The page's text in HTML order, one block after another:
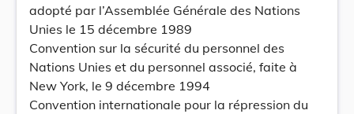
adopté par l’Assemblée Générale des Nations
Unies le 15 décembre 1989
Convention sur la sécurité du personnel des
Nations Unies et du personnel associé, faite à
New York, le 9 décembre 1994
Convention internationale pour la répression du